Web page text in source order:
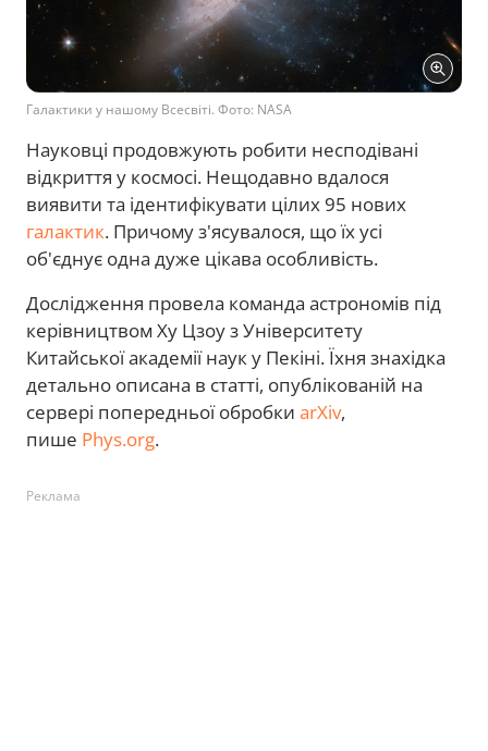
Галактики у нашому Всесвіті. Фото: NASA
Науковці продовжують робити несподівані
відкриття у космосі. Нещодавно вдалося
виявити та ідентифікувати цілих 95 нових
галактик. Причому з'ясувалося, що їх усі
об'єднує одна дуже цікава особливість.
Дослідження провела команда астрономів під
керівництвом Ху Цзоу з Університету
Китайської академії наук у Пекіні. Їхня знахідка
детально описана в статті, опублікованій на
сервері попередньої обробки arXiv,
пише Phys.org.
Реклама